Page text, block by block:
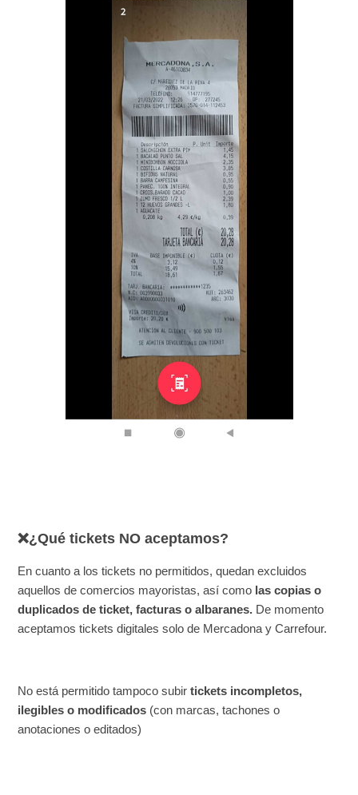
❌¿Qué tickets NO aceptamos?
En cuanto a los tickets no permitidos, quedan excluidos
aquellos de comercios mayoristas, así como las copias o
duplicados de ticket, facturas o albaranes. De momento
aceptamos tickets digitales solo de Mercadona y Carrefour.
No está permitido tampoco subir tickets incompletos,
ilegibles o modificados (con marcas, tachones o
anotaciones o editados)